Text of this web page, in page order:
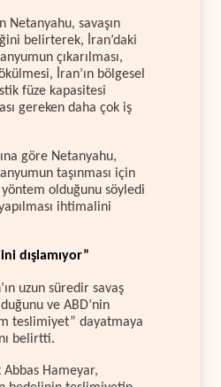
Netanyahu, savaşın
belirterek, İran’daki
çıkarılması,
İran’ın bölgesel
füze kapasitesi
gereken daha çok iş
göre Netanyahu,
taşınması için
olduğunu söyledi
ihtimalini
dışlamıyor”
uzun süredir savaş
ve ABD’nin
teslimiyet” dayatmaya
belirtti.
Abbas Hameyar,